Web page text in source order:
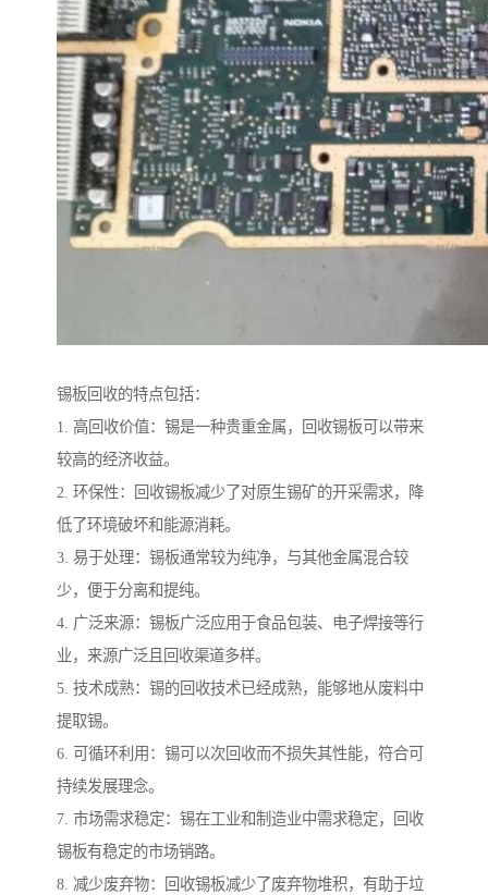
锡板回收的特点包括：
1. 高回收价值：锡是一种贵重金属，回收锡板可以带来
较高的经济收益。
2. 环保性：回收锡板减少了对原生锡矿的开采需求，降
低了环境破坏和能源消耗。
3. 易于处理：锡板通常较为纯净，与其他金属混合较
少，便于分离和提纯。
4. 广泛来源：锡板广泛应用于食品包装、电子焊接等行
业，来源广泛且回收渠道多样。
5. 技术成熟：锡的回收技术已经成熟，能够地从废料中
提取锡。
6. 可循环利用：锡可以次回收而不损失其性能，符合可
持续发展理念。
7. 市场需求稳定：锡在工业和制造业中需求稳定，回收
锡板有稳定的市场销路。
8. 减少废弃物：回收锡板减少了废弃物堆积，有助于垃